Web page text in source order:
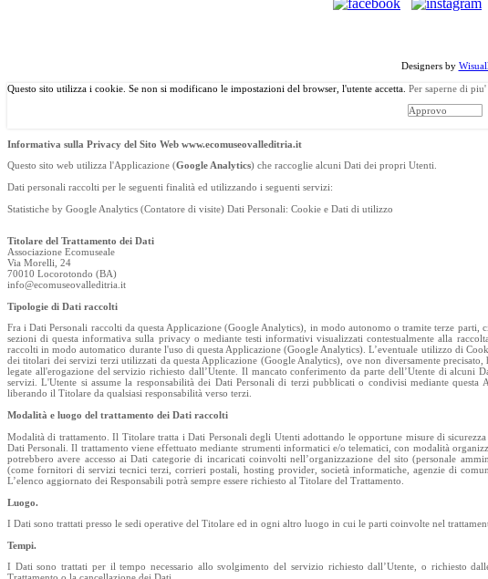
Designers by Wisuall
Questo sito utilizza i cookie. Se non si modificano le impostazioni del browser, l'utente accetta. Per saperne di piu'
Approvo
Informativa sulla Privacy del Sito Web www.ecomuseovalleditria.it
Questo sito web utilizza l'Applicazione (Google Analytics) che raccoglie alcuni Dati dei propri Utenti.
Dati personali raccolti per le seguenti finalità ed utilizzando i seguenti servizi:
Statistiche by Google Analytics (Contatore di visite) Dati Personali: Cookie e Dati di utilizzo
Titolare del Trattamento dei Dati
Associazione Ecomuseale
Via Morelli, 24
70010 Locorotondo (BA)
info@ecomuseovalleditria.it
Tipologie di Dati raccolti
Fra i Dati Personali raccolti da questa Applicazione (Google Analytics), in modo autonomo o tramite terze
sezioni di questa informativa sulla privacy o mediante testi informativi visualizzati contestualmente alla
raccolti in modo automatico durante l'uso di questa Applicazione (Google Analytics). L’eventuale utilizzo di
dei titolari dei servizi terzi utilizzati da questa Applicazione (Google Analytics), ove non diversamente
legate all'erogazione del servizio richiesto dall’Utente. Il mancato conferimento da parte dell’Utente di
servizi. L'Utente si assume la responsabilità dei Dati Personali di terzi pubblicati o condivisi mediante
liberando il Titolare da qualsiasi responsabilità verso terzi.
Modalità e luogo del trattamento dei Dati raccolti
Modalità di trattamento. Il Titolare tratta i Dati Personali degli Utenti adottando le opportune misure di
Dati Personali. Il trattamento viene effettuato mediante strumenti informatici e/o telematici, con modalità
potrebbero avere accesso ai Dati categorie di incaricati coinvolti nell’organizzazione del sito (personale
(come fornitori di servizi tecnici terzi, corrieri postali, hosting provider, società informatiche, agenzie di
L’elenco aggiornato dei Responsabili potrà sempre essere richiesto al Titolare del Trattamento.
Luogo.
I Dati sono trattati presso le sedi operative del Titolare ed in ogni altro luogo in cui le parti coinvolte nel
Tempi.
I Dati sono trattati per il tempo necessario allo svolgimento del servizio richiesto dall’Utente, o richiesto